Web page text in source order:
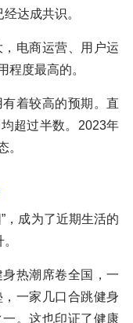
达成共识。
电商运营、用户运
程度最高的。
着较高的预期。直
超过半数。2023年
。
，成为了近期生活的
热潮席卷全国，一
一家几口合跳健身
。这也印证了健康